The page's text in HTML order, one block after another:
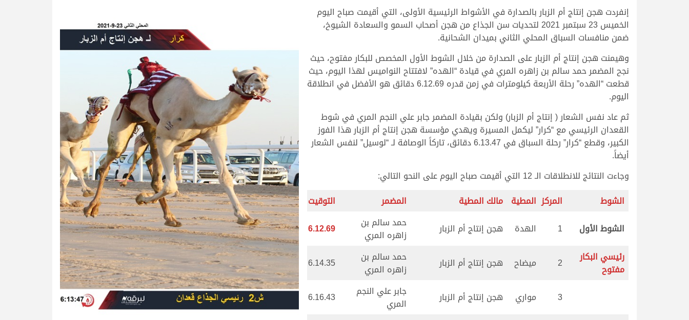
إنفردت هجن إنتاج أم الزبار بالصدارة في الأشواط الرئيسية الأولى، التي أقيمت صباح اليوم
الخميس 23 سبتمبر 2021 لتحديات سن الجذاع من هجن أصحاب السمو والسعادة الشيوخ،
ضمن منافسات السباق المحلي الثاني بميدان الشحانية.
وهيمنت هجن إنتاج أم الزبار على الصدارة من خلال الشوط الأول المخصص للبكار مفتوح، حيث
نجح المضمر حمد سالم بن زاهره المري في قيادة “الهده” لافتتاح النواميس لهذا اليوم، حيث
قطعت “الهده” رحلة الأربعة كيلومترات في زمن قدره 6.12.69 دقائق هو الأفضل في انطلاقة
اليوم.
ثم عاد نفس الشعار ( إنتاج أم الزبار) ولكن بقيادة المضمر جابر علي النجم المري في شوط
القعدان الرئيسي مع “كرار” ليكمل المسيرة ويهدي مؤسسة هجن إنتاج أم الزبار هذا الفوز
الكبير، وقطع “كرار” رحلة السباق في 6.13.47 دقائق، تاركاً الوصافة لـ “لوسيل” لنفس الشعار
أيضاً.
وجاءت النتائج للانطلاقات الـ 12 التي أقيمت صباح اليوم على النحو التالي:
الشوط
المركز المطية مالك المطية المضمر
التوقيت
الشوط الأول
1 الهدة هجن إنتاج أم الزبار
حمد سالم بن
زاهره المري
6.12.69
رئيسي البكار
مفتوح
2 ميضاح هجن إنتاج أم الزبار
حمد سالم بن
زاهره المري
6.14.35
3 مواري هجن إنتاج أم الزبار
جابر علي النجم
المري
6.16.43